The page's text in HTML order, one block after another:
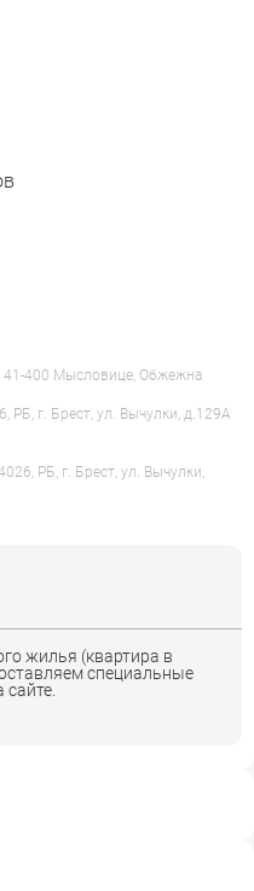
41-400 Мысловице, Обжежна
РБ, г. Брест, ул. Вычулки, д.129А
РБ, г. Брест, ул. Вычулки,
жилья (квартира в
специальные